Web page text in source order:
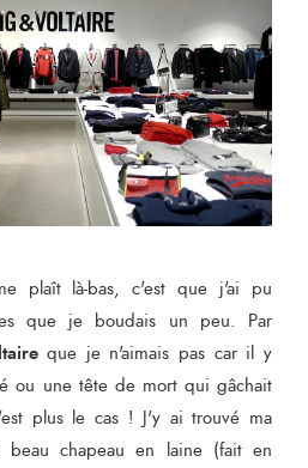
plaît là-bas, c'est que j'ai pu
que je boudais un peu. Par
que je n'aimais pas car il y
ou une tête de mort qui gâchait
plus le cas ! J'y ai trouvé ma
chapeau en laine (fait en